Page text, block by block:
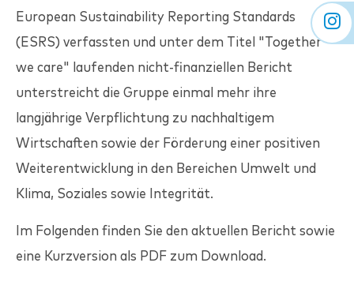
European Sustainability Reporting Standards
(ESRS) verfassten und unter dem Titel "Together
we care" laufenden nicht-finanziellen Bericht
unterstreicht die Gruppe einmal mehr ihre
langjährige Verpflichtung zu nachhaltigem
Wirtschaften sowie der Förderung einer positiven
Weiterentwicklung in den Bereichen Umwelt und
Klima, Soziales sowie Integrität.
Im Folgenden finden Sie den aktuellen Bericht sowie
eine Kurzversion als PDF zum Download.